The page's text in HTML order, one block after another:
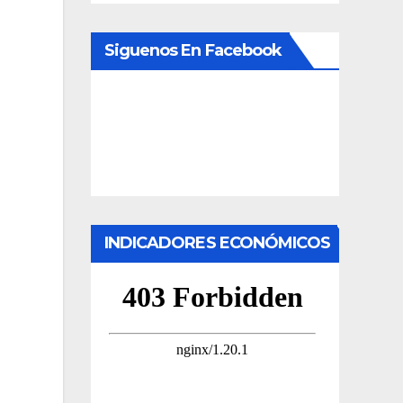
Siguenos En Facebook
INDICADORES ECONÓMICOS